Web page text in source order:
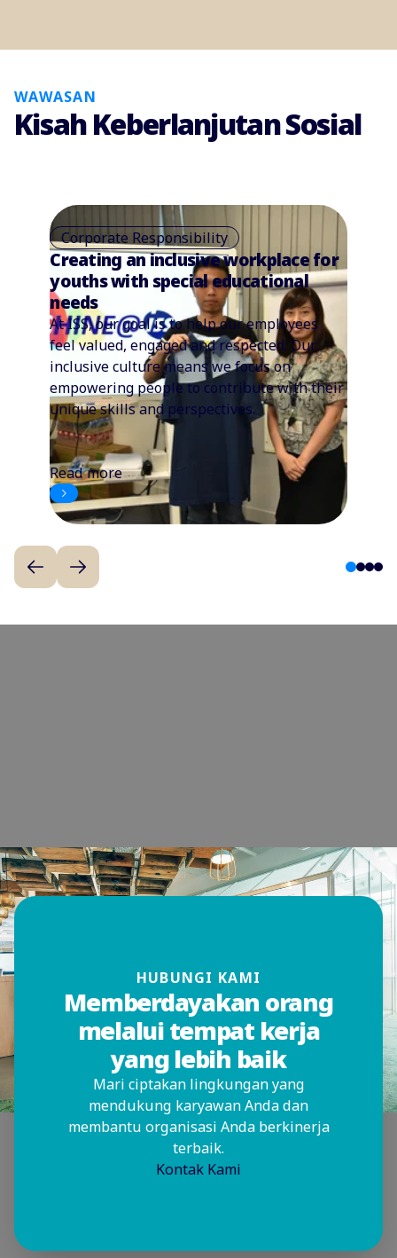
WAWASAN
Kisah Keberlanjutan Sosial
Corporate Responsibility
Creating an inclusive workplace for
youths with special educational
needs
At ISS, our goal is to help our employees
feel valued, engaged and respected. Our
inclusive culture means we focus on
empowering people to contribute with their
unique skills and perspectives.
Read more
1234
HUBUNGI KAMI
Memberdayakan orang
melalui tempat kerja
yang lebih baik
Mari ciptakan lingkungan yang
mendukung karyawan Anda dan
membantu organisasi Anda berkinerja
terbaik.
Kontak Kami